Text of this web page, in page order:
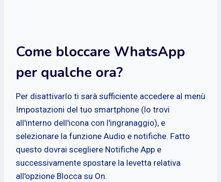
Come bloccare WhatsApp
per qualche ora?
Per disattivarlo ti sarà sufficiente accedere al menù
Impostazioni del tuo smartphone (lo trovi
all'interno dell'icona con l'ingranaggio), e
selezionare la funzione Audio e notifiche. Fatto
questo dovrai scegliere Notifiche App e
successivamente spostare la levetta relativa
all'opzione Blocca su On.